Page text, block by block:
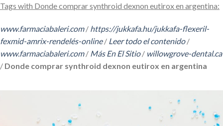
Tags with Donde comprar synthroid dexnon eutirox en argentina:
www.farmaciabaleri.com/ https://jukkafa.hu/jukkafa-flexeril-
fexmid-amrix-rendelés-online/ Leer todo el contenido/
www.farmaciabaleri.com/ Más En El Sitio/ willowgrove-dental.ca
/ Donde comprar synthroid dexnon eutirox en argentina